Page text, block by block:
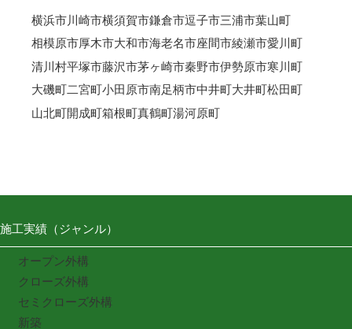
横浜市川崎市横須賀市鎌倉市逗子市三浦市葉山町
相模原市厚木市大和市海老名市座間市綾瀬市愛川町
清川村平塚市藤沢市茅ヶ崎市秦野市伊勢原市寒川町
大磯町二宮町小田原市南足柄市中井町大井町松田町
山北町開成町箱根町真鶴町湯河原町
施工実績（ジャンル）
オープン外構
クローズ外構
セミクローズ外構
新築